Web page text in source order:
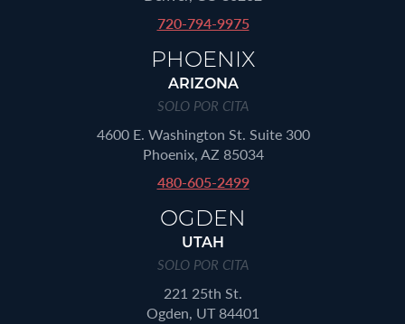
720-794-9975
PHOENIX
ARIZONA
SOLO POR CITA
4600 E. Washington St. Suite 300
Phoenix, AZ 85034
480-605-2499
OGDEN
UTAH
SOLO POR CITA
221 25th St.
Ogden, UT 84401